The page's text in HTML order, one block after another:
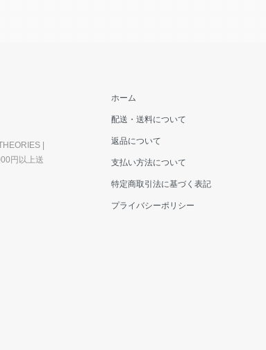
|
円以上送
ホーム
配送・送料について
返品について
支払い方法について
特定商取引法に基づく表記
プライバシーポリシー